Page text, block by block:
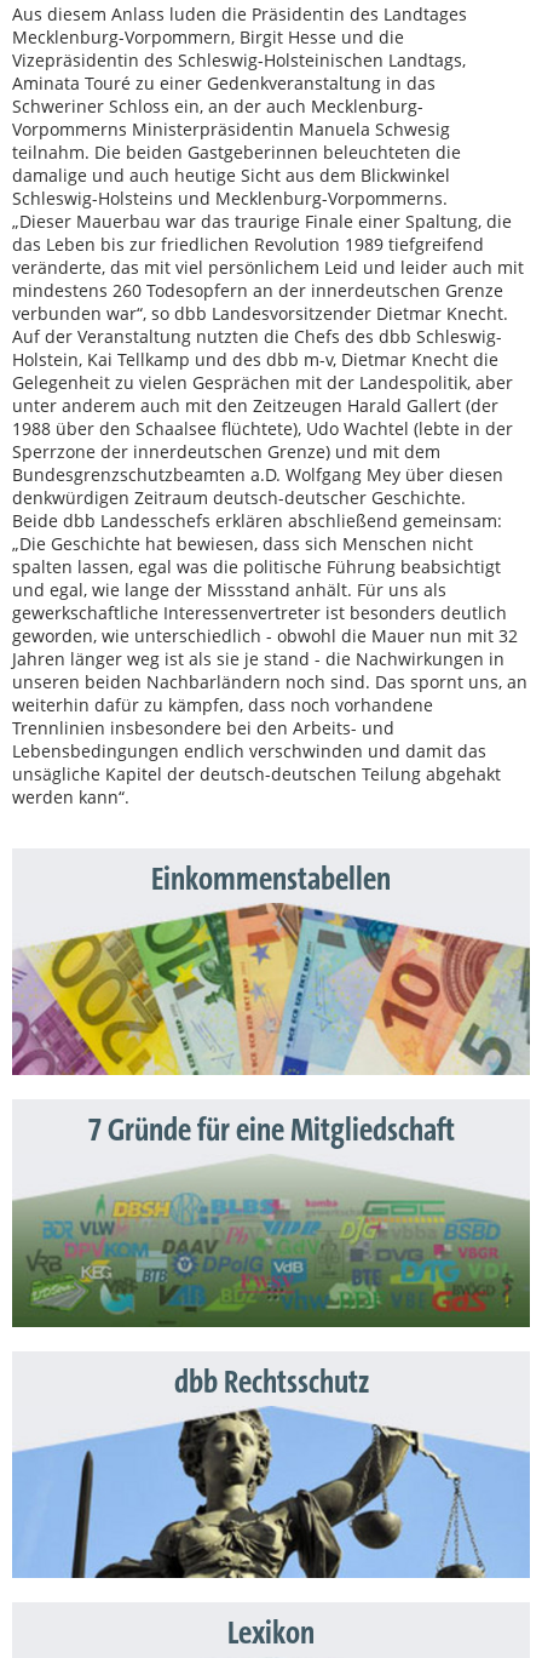
Aus diesem Anlass luden die Präsidentin des Landtages
Mecklenburg-Vorpommern, Birgit Hesse und die
Vizepräsidentin des Schleswig-Holsteinischen Landtags,
Aminata Touré zu einer Gedenkveranstaltung in das
Schweriner Schloss ein, an der auch Mecklenburg-
Vorpommerns Ministerpräsidentin Manuela Schwesig
teilnahm. Die beiden Gastgeberinnen beleuchteten die
damalige und auch heutige Sicht aus dem Blickwinkel
Schleswig-Holsteins und Mecklenburg-Vorpommerns.
„Dieser Mauerbau war das traurige Finale einer Spaltung, die
das Leben bis zur friedlichen Revolution 1989 tiefgreifend
veränderte, das mit viel persönlichem Leid und leider auch mit
mindestens 260 Todesopfern an der innerdeutschen Grenze
verbunden war“, so dbb Landesvorsitzender Dietmar Knecht.
Auf der Veranstaltung nutzten die Chefs des dbb Schleswig-
Holstein, Kai Tellkamp und des dbb m-v, Dietmar Knecht die
Gelegenheit zu vielen Gesprächen mit der Landespolitik, aber
unter anderem auch mit den Zeitzeugen Harald Gallert (der
1988 über den Schaalsee flüchtete), Udo Wachtel (lebte in der
Sperrzone der innerdeutschen Grenze) und mit dem
Bundesgrenzschutzbeamten a.D. Wolfgang Mey über diesen
denkwürdigen Zeitraum deutsch-deutscher Geschichte.
Beide dbb Landesschefs erklären abschließend gemeinsam:
„Die Geschichte hat bewiesen, dass sich Menschen nicht
spalten lassen, egal was die politische Führung beabsichtigt
und egal, wie lange der Missstand anhält. Für uns als
gewerkschaftliche Interessenvertreter ist besonders deutlich
geworden, wie unterschiedlich - obwohl die Mauer nun mit 32
Jahren länger weg ist als sie je stand - die Nachwirkungen in
unseren beiden Nachbarländern noch sind. Das spornt uns, an
weiterhin dafür zu kämpfen, dass noch vorhandene
Trennlinien insbesondere bei den Arbeits- und
Lebensbedingungen endlich verschwinden und damit das
unsägliche Kapitel der deutsch-deutschen Teilung abgehakt
werden kann“.
Einkommenstabellen
7 Gründe für eine Mitgliedschaft
dbb Rechtsschutz
Lexikon